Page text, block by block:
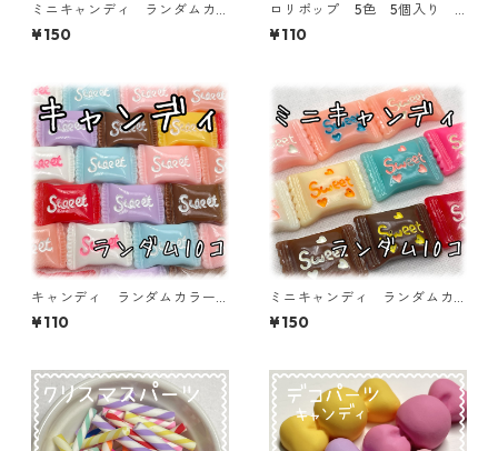
ミニキャンディ ランダムカ
ラーミックス クリア 10個
入り デコパーツ 貼り付け
¥150
ロリポップ 5色 5個入り
デコパーツ 貼り付けパーツ
【DP-5-RPP-01】
¥110
キャンディ ランダムカラー
ミックス 10個入り デコパ
ーツ 貼り付けパーツ【DP-C
¥110
ミニキャンディ ランダムカ
ラーミックス 10個入り デ
コパーツ 貼り付けパーツ【D
¥150